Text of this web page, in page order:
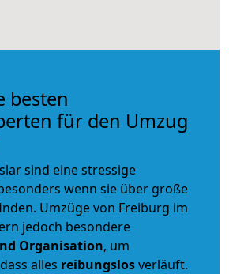
besten
für den Umzug
sind eine stressige
wenn sie über große
Umzüge von Freiburg im
jedoch besondere
Organisation, um
alles reibungslosverläuft.